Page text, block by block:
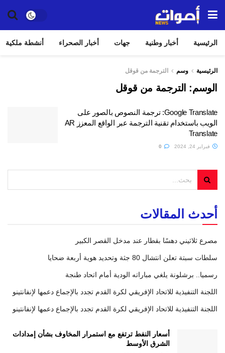
الرئيسية أخبار وطنية جهات أخبار الصحراء أنشطة ملكية
الرئيسية وسم الترجمة من قوقل
الوسم: الترجمة من قوقل
Google Translate: ترجمة النصوص بالصور على
الويب باستخدام تقنية الترجمة عبر الواقع المعزز AR
Translate
فبراير 24, 2024
أحدث المقالات
مصرع ثلاثيني دهسًا بقطار عند مدخل القصر الكبير
سلطات سبتة تعلن انتشال 80 جثة وتحديد هوية أربعة ضحايا
رسميا.. برشلونة يلغي مباراته الودية أمام اتحاد طنجة
اللجنة التنفيذية للاتحاد الإفريقي لكرة القدم تجدد بالإجماع دعمها لإنفانتينو
اللجنة التنفيذية للاتحاد الإفريقي لكرة القدم تجدد بالإجماع دعمها لإنفانتينو
أسعار النفط ترتفع مع استمرار المخاوف بشأن إمدادات
الشرق الأوسط